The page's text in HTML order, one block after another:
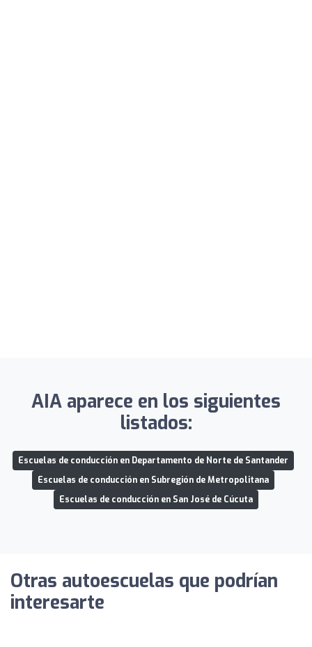
AIA aparece en los siguientes
listados:
Escuelas de conducción en Departamento de Norte de Santander
Escuelas de conducción en Subregión de Metropolitana
Escuelas de conducción en San José de Cúcuta
Otras autoescuelas que podrían
interesarte